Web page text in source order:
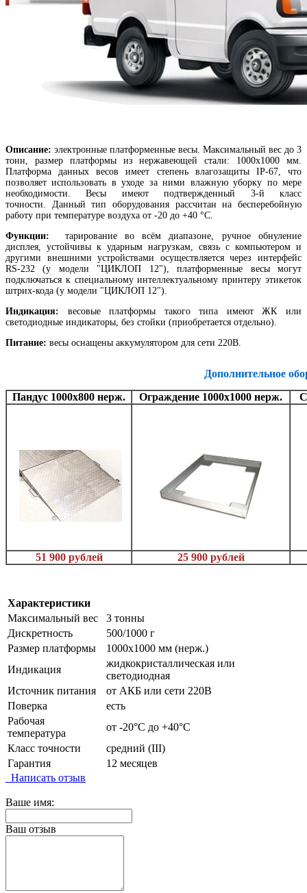
Описание: электронные платформенные весы. Максимальный вес до 3
тонн, размер платформы из нержавеющей стали: 1000х1000 мм.
Платформа данных весов имеет степень влагозащиты IP-67, что
позволяет использовать в уходе за ними влажную уборку по мере
необходимости. Весы имеют подтвержденный 3-й класс
точности. Данный тип оборудования рассчитан на бесперебойную
работу при температуре воздуха от -20 до +40 °С.
Функции:
тарирование во всём диапазоне, ручное обнуление
дисплея, устойчивы к ударным нагрузкам, связь с компьютером и
другими внешними устройствами осуществляется через интерфейс
RS-232 (у модели "ЦИКЛОП 12"), платформенные весы могут
подключаться к специальному интеллектуальному принтеру этикеток
штрих-кода (у модели "ЦИКЛОП 12").
Индикация: весовые платформы такого типа имеют ЖК или
светодиодные индикаторы, без стойки (приобретается отдельно).
Питание: весы оснащены аккумулятором для сети 220В.
Дополнительное
Пандус 1000х800 нерж.
Ограждение 1000х1000 нерж.
51 900 рублей 25 900 рублей
Характеристики
Максимальный вес
3 тонны
Дискретность
500/1000 г
Размер платформы
1000х1000 мм (нерж.)
Индикация
жидкокристаллическая или
светодиодная
Источник питания
от АКБ или сети 220В
Поверка
есть
Рабочая
температура
от -20°C до +40°C
Класс точности
средний (III)
Гарантия
12 месяцев
Написать отзыв
Ваше имя:
Ваш отзыв